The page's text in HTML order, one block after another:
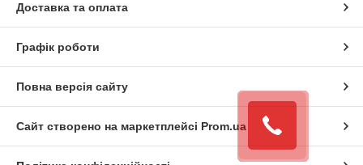
Доставка та оплата
Графік роботи
Повна версія сайту
Сайт створено на маркетплейсі Prom.ua